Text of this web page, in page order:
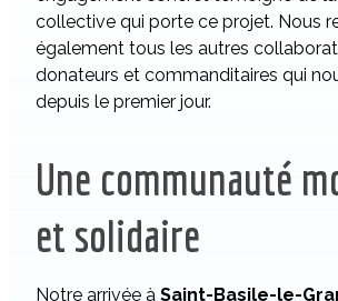
collective qui porte ce projet. Nous
également tous les autres
donateurs et commanditaires qui
depuis le premier jour.
Une communauté
et solidaire
Notre arrivée à Saint-Basile-le-